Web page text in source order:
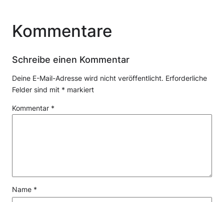
Kommentare
Schreibe einen Kommentar
Deine E-Mail-Adresse wird nicht veröffentlicht. Erforderliche
Felder sind mit * markiert
Kommentar *
Name *